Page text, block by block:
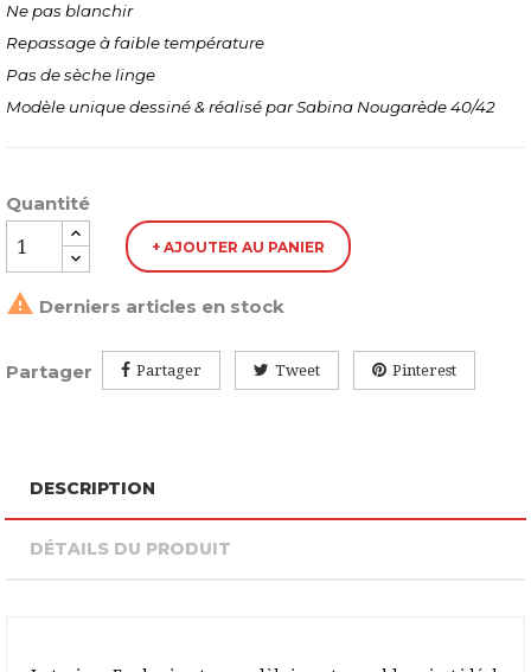
Ne pas blanchir
Repassage à faible température
Pas de sèche linge
Modèle unique dessiné & réalisé par Sabina Nougarède 40/42
Quantité
+ AJOUTER AU PANIER
 Derniers articles en stock
Partager Partager Tweet Pinterest
DESCRIPTION
DÉTAILS DU PRODUIT